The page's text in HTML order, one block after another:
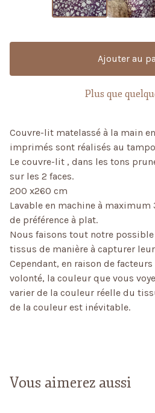
Ajouter au
Plus que
Couvre-lit matelassé à la main
imprimés sont réalisés au
Le couvre-lit , dans les tons
sur les 2 faces.
200 x260 cm
Lavable en machine à maximum
de préférence à plat.
Nous faisons tout notre
tissus de manière à capturer
Cependant, en raison de
volonté, la couleur que vous
varier de la couleur réelle du
de la couleur est inévitable.
Vous aimerez aussi